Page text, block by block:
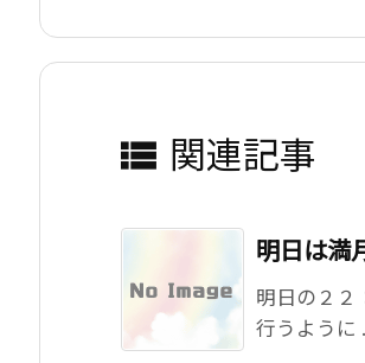
 関連記事
明日は満
明日の２２
行うように